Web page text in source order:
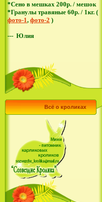
*Сено в мешках 200р. / мешок
*Гранулы травяные 60р. / 1кг. (
фото-1, фото-2 )
--- Юлия
Всё о кроликах